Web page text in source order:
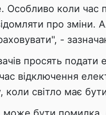
Особливо коли час
про зміни.
-
просять подати
відключення
коли світло має